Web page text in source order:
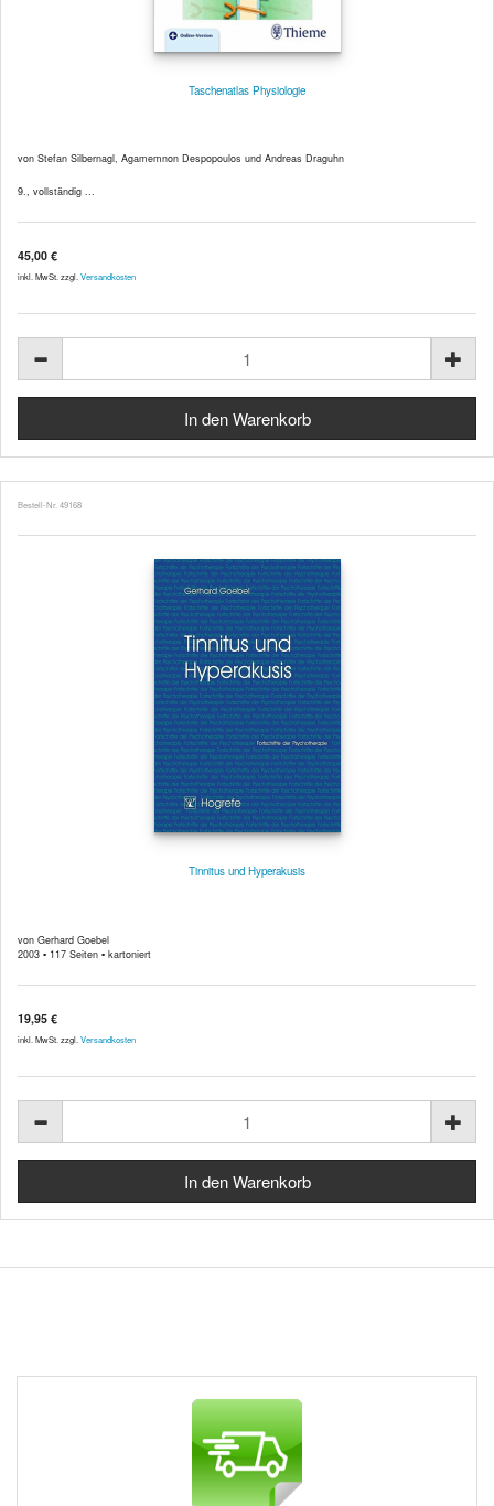
Taschenatlas Physiologie
von Stefan Silbernagl, Agamemnon Despopoulos und Andreas Draguhn
9., vollständig ...
45,00 €
inkl. MwSt. zzgl. Versandkosten
Bestell-Nr. 49168
Tinnitus und Hyperakusis
von Gerhard Goebel
2003 ▪ 117 Seiten ▪ kartoniert
19,95 €
inkl. MwSt. zzgl. Versandkosten